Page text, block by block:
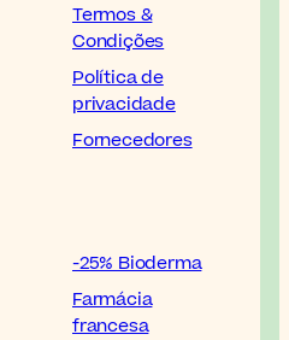
Termos &
Condições
Política de
privacidade
Fornecedores
-25% Bioderma
Farmácia
francesa